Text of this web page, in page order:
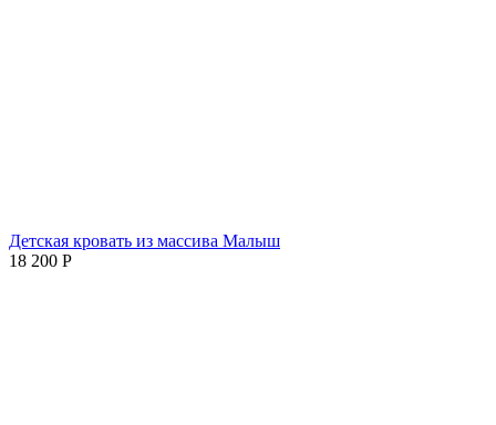
Детская кровать из массива Малыш
18 200 Р